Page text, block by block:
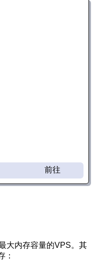
前往
大内存容量的VPS。其
：